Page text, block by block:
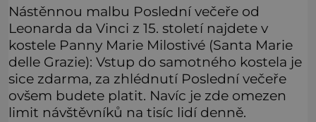
Nástěnnou malbu Poslední večeře od
Leonarda da Vinci z 15. století najdete v
kostele Panny Marie Milostivé (Santa Marie
delle Grazie): Vstup do samotného kostela je
sice zdarma, za zhlédnutí Poslední večeře
ovšem budete platit. Navíc je zde omezen
limit návštěvníků na tisíc lidí denně.